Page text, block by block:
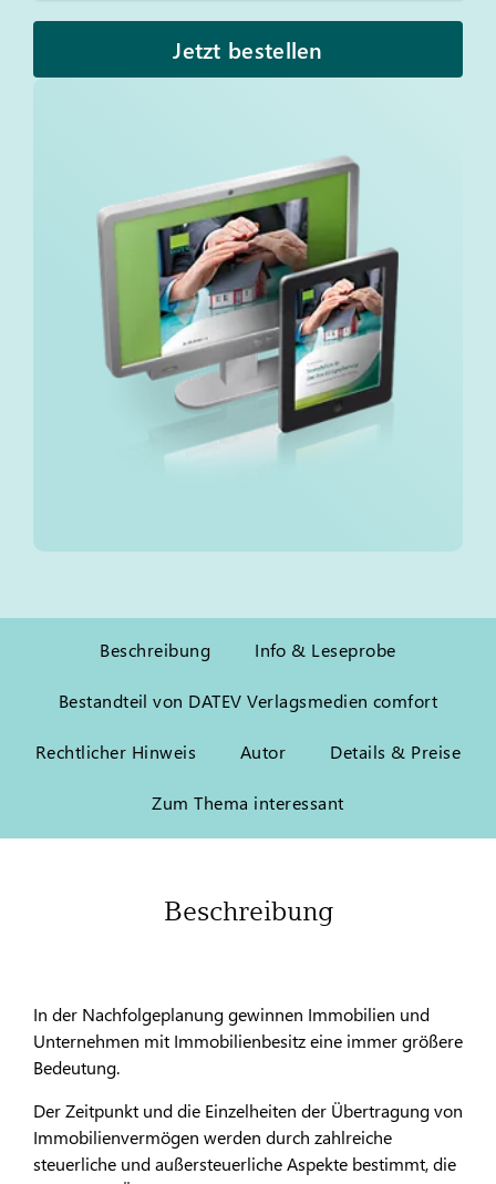
Jetzt bestellen
Beschreibung Info & Leseprobe
Bestandteil von DATEV Verlagsmedien comfort
Rechtlicher Hinweis Autor Details & Preise
Zum Thema interessant
Beschreibung
In der Nachfolgeplanung gewinnen Immobilien und
Unternehmen mit Immobilienbesitz eine immer größere
Bedeutung.
Der Zeitpunkt und die Einzelheiten der Übertragung von
Immobilienvermögen werden durch zahlreiche
steuerliche und außersteuerliche Aspekte bestimmt, die